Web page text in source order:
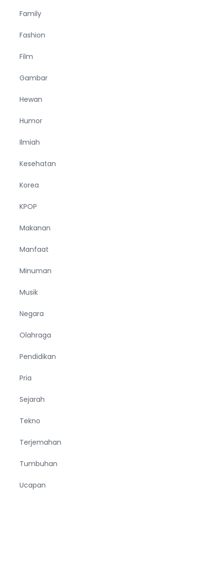
Family
Fashion
Film
Gambar
Hewan
Humor
Ilmiah
Kesehatan
Korea
KPOP
Makanan
Manfaat
Minuman
Musik
Negara
Olahraga
Pendidikan
Pria
Sejarah
Tekno
Terjemahan
Tumbuhan
Ucapan